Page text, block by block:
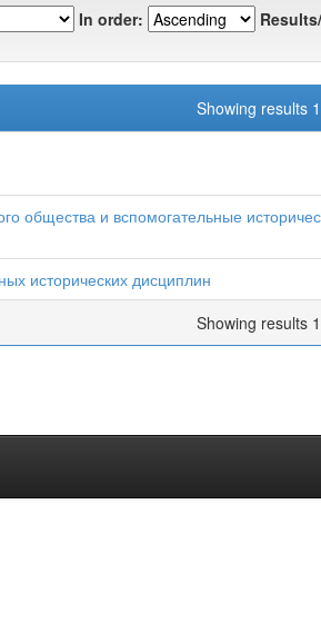
In order:
Showing results
общества и вспомогательные
исторических дисциплин
Showing results